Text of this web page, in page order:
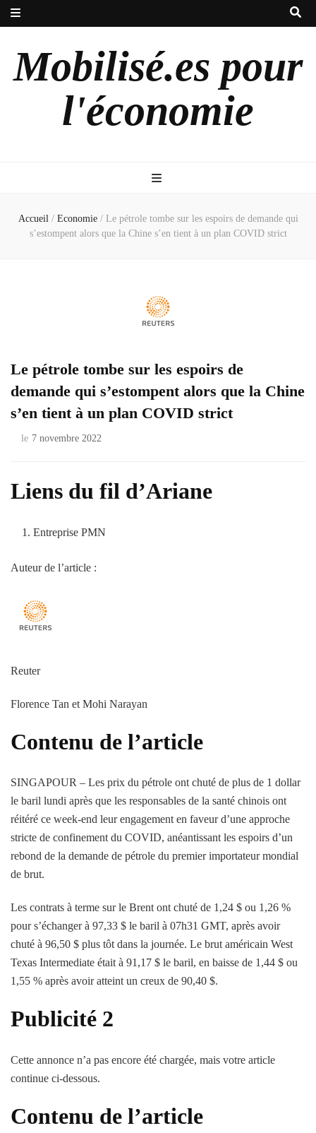
Mobilisé.es pour
l'économie
Accueil / Economie / Le pétrole tombe sur les espoirs de demande qui
s’estompent alors que la Chine s’en tient à un plan COVID strict
Le pétrole tombe sur les espoirs de
demande qui s’estompent alors que la Chine
s’en tient à un plan COVID strict
le 7 novembre 2022
Liens du fil d’Ariane
Entreprise PMN
Auteur de l’article :
Reuter
Florence Tan et Mohi Narayan
Contenu de l’article
SINGAPOUR – Les prix du pétrole ont chuté de plus de 1 dollar
le baril lundi après que les responsables de la santé chinois ont
réitéré ce week-end leur engagement en faveur d’une approche
stricte de confinement du COVID, anéantissant les espoirs d’un
rebond de la demande de pétrole du premier importateur mondial
de brut.
Les contrats à terme sur le Brent ont chuté de 1,24 $ ou 1,26 %
pour s’échanger à 97,33 $ le baril à 07h31 GMT, après avoir
chuté à 96,50 $ plus tôt dans la journée. Le brut américain West
Texas Intermediate était à 91,17 $ le baril, en baisse de 1,44 $ ou
1,55 % après avoir atteint un creux de 90,40 $.
Publicité 2
Cette annonce n’a pas encore été chargée, mais votre article
continue ci-dessous.
Contenu de l’article